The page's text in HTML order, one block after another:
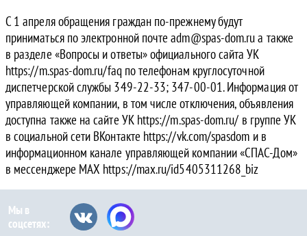
С 1 апреля обращения граждан по-прежнему будут
приниматься по электронной почте adm@spas-dom.ru а также
в разделе «Вопросы и ответы» официального сайта УК
https://m.spas-dom.ru/faq по телефонам круглосуточной
диспетчерской службы 349-22-33; 347-00-01. Информация от
управляющей компании, в том числе отключения, объявления
доступна также на сайте УК https://m.spas-dom.ru/ в группе УК
в социальной сети ВКонтакте https://vk.com/spasdom и в
информационном канале управляющей компании «СПАС-Дом»
в мессенджере MAX https://max.ru/id5405311268_biz
Мы в
соцсетях: